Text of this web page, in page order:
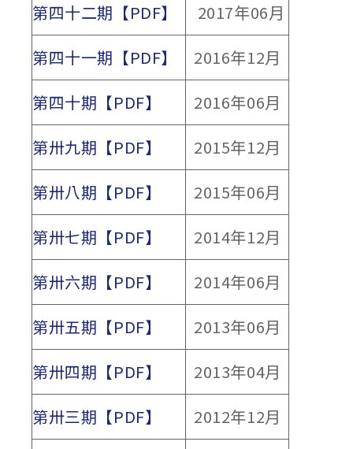
第四十二期【PDF】
2017年06月
第四十一期【PDF】
2016年12月
第四十期【PDF】
2016年06月
第卅九期【PDF】
2015年12月
第卅八期【PDF】
2015年06月
第卅七期【PDF】
2014年12月
第卅六期【PDF】
2014年06月
第卅五期【PDF】
2013年06月
第卅四期【PDF】
2013年04月
第卅三期【PDF】
2012年12月